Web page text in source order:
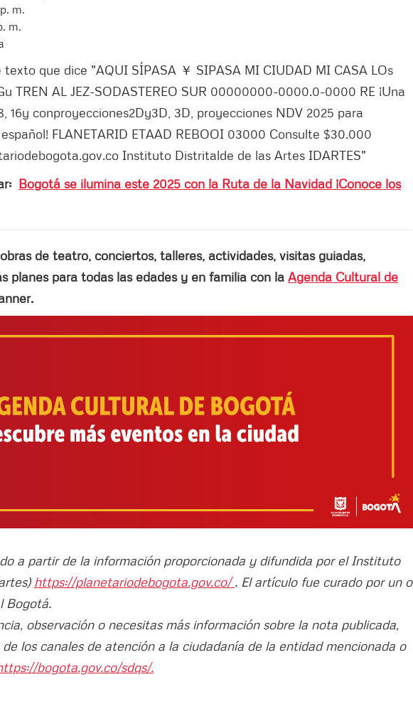
m.
m.
Bogotá se ilumina este 2025 con la Ruta de la Navidad ¡Conoce los
de teatro, conciertos, talleres, actividades, visitas guiadas,
planes para todas las edades y en familia con la Agenda Cultural de
a partir de la información proporcionada y difundida por el Instituto
https://planetariodebogota.gov.co/. El artículo fue curado por un o
Bogotá.
observación o necesitas más información sobre la nota publicada,
los canales de atención a la ciudadanía de la entidad mencionada o
bogota.gov.co/sdqs/.